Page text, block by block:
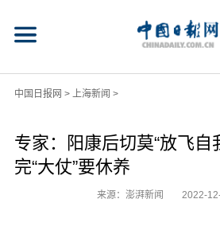
中国日报网 > 上海新闻 >
专家：阳康后切莫“放飞自
完“大仗”要休养
来源：澎湃新闻 2022-